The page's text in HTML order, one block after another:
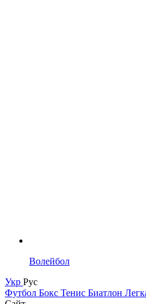
Волейбол
Укр Рус
Футбол Бокс Тенис Биатлон